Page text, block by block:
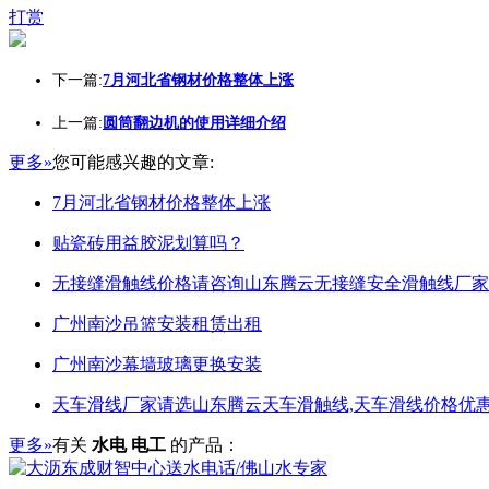
打赏
下一篇:7月河北省钢材价格整体上涨
上一篇: 圆筒翻边机的使用详细介绍
更多»您可能感兴趣的文章:
7月河北省钢材价格整体上涨
贴瓷砖用益胶泥划算吗？
无接缝滑触线价格请咨询山东腾云无接缝安全滑触线厂家
广州南沙吊篮安装租赁出租
广州南沙幕墙玻璃更换安装
天车滑线厂家请选山东腾云天车滑触线,天车滑线价格优
更多»有关 水电 电工 的产品：